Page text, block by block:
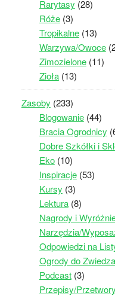
Rarytasy (28)
Róże(3)
Tropikalne(13)
Warzywa/Owoce
Zimozielone(11)
Zioła(13)
Zasoby (233)
Blogowanie(44)
Bracia Ogrodnicy
Dobre Szkółki i
Eko(10)
Inspiracje(53)
Kursy (3)
Lektura(8)
Nagrody i
Narzędzia/
Odpowiedzi na
Ogrody do
Podcast(3)
Przepisy/Przetwory